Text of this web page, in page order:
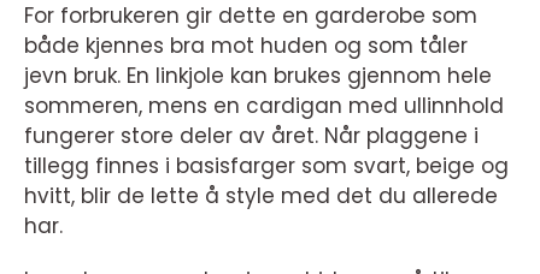
For forbrukeren gir dette en garderobe som
både kjennes bra mot huden og som tåler
jevn bruk. En linkjole kan brukes gjennom hele
sommeren, mens en cardigan med ullinnhold
fungerer store deler av året. Når plaggene i
tillegg finnes i basisfarger som svart, beige og
hvitt, blir de lette å style med det du allerede
har.